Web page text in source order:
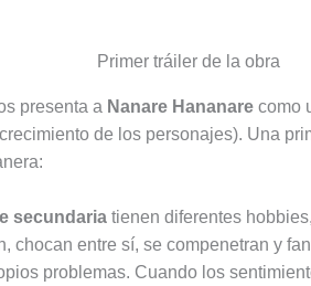
Primer tráiler de la obra
presenta a Nanare Hananare como
de los personajes). Una
secundaria tienen diferentes
chocan entre sí, se compenetran y
problemas. Cuando los